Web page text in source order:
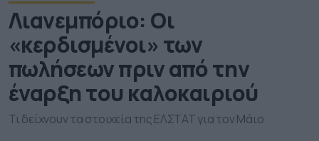
Λιανεμπόριο: Οι
«κερδισμένοι» των
πωλήσεων πριν από την
έναρξη του καλοκαιριού
Τι δείχνουν τα στοιχεία της ΕΛΣΤΑΤ για τον Μάιο